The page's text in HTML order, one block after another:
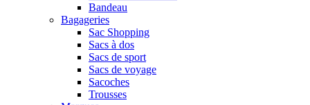
Bandeau
Bagageries
Sac Shopping
Sacs à dos
Sacs de sport
Sacs de voyage
Sacoches
Trousses